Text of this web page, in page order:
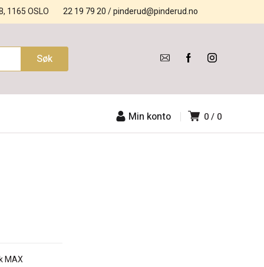
22 19 79 20/pinderud@pinderud.no
1165 OSLO
0 0
Min konto
MAX